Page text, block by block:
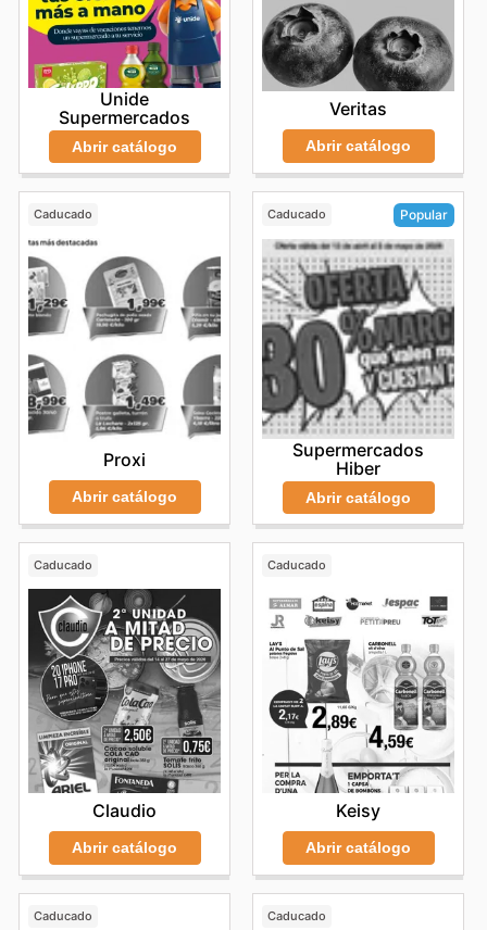
Unide
Supermercados
Abrir catálogo
Veritas
Abrir catálogo
Caducado
Proxi
Abrir catálogo
Caducado Popular
Supermercados
Hiber
Abrir catálogo
Caducado
Claudio
Abrir catálogo
Caducado
Keisy
Abrir catálogo
Caducado Caducado